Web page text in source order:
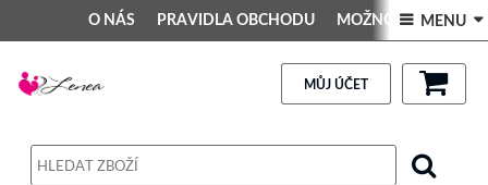
O NÁS PRAVIDLA OBCHODU MOŽNOSTI PLATBY
DEKORACE DO INTERIÉRU Kontakt GALERIE
 MENU 
MŮJ ÚČET